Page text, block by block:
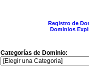
Registro de
Dominios
Categorías de Dominio: